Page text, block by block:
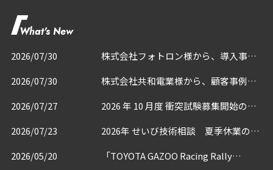
What's New
2026/07/30
株式会社フォトロン様から、導入事例
2026/07/30
株式会社共和電業様から、顧客事例イ
2026/07/27
2026 年 10 月度 衝突試験募集開始のお
2026/07/23
2026年 せいび技術相談 夏季休業のご
2026/05/20
「TOYOTA GAZOO Racing Rally